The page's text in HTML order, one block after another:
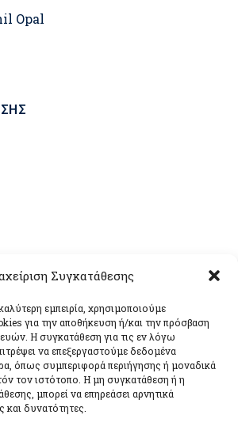
Συγκατάθεσης
εμπειρία, χρησιμοποιούμε
για την αποθήκευση ή/και την πρόσβαση
Η συγκατάθεση για τις εν λόγω
να επεξεργαστούμε δεδομένα
όπως συμπεριφορά περιήγησης ή μοναδικά
τον ιστότοπο. Η μη συγκατάθεση ή η
μπορεί να επηρεάσει αρνητικά
και δυνατότητες.
Opal
& ΜΗΧΑΝΗΜΆΤΩΝ ΈΡΓΩΝ
ΠΡΆΣΙΝΗΣ